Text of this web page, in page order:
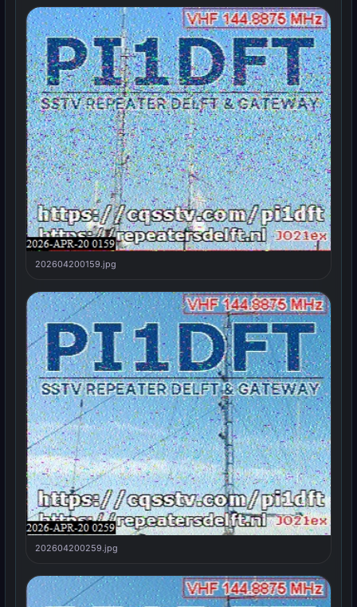
202604200159.jpg
202604200259.jpg